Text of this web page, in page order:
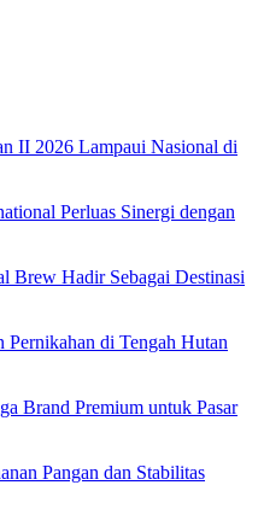
II 2026 Lampaui Nasional di
Perluas Sinergi dengan
Brew Hadir Sebagai Destinasi
Pernikahan di Tengah Hutan
Brand Premium untuk Pasar
Pangan dan Stabilitas